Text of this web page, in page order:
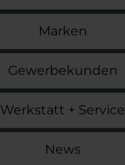
Marken
Gewerbekunden
Werkstatt + Service
News